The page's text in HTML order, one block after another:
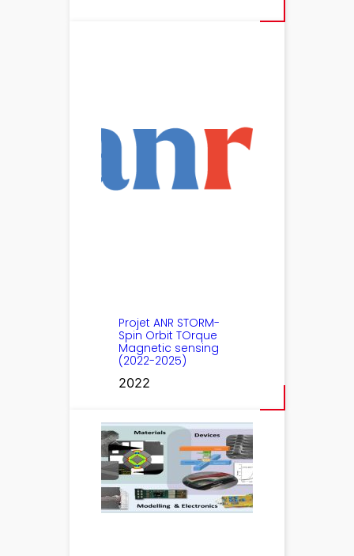
Projet ANR STORM-
Spin Orbit TOrque
Magnetic sensing
(2022-2025)
2022